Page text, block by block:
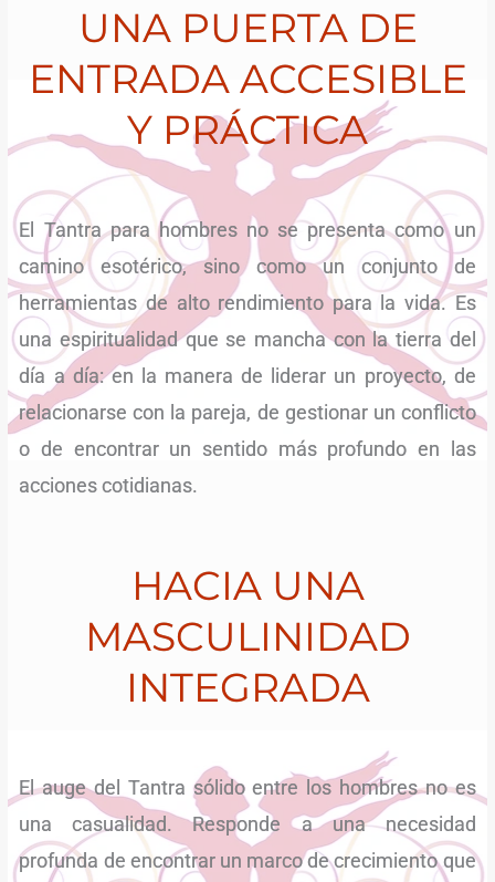
UNA PUERTA DE
ENTRADA ACCESIBLE
Y PRÁCTICA
El Tantra para hombres no se presenta como un
camino esotérico, sino como un conjunto de
herramientas de alto rendimiento para la vida. Es
una espiritualidad que se mancha con la tierra del
día a día: en la manera de liderar un proyecto, de
relacionarse con la pareja, de gestionar un conflicto
o de encontrar un sentido más profundo en las
acciones cotidianas.
HACIA UNA
MASCULINIDAD
INTEGRADA
El auge del Tantra sólido entre los hombres no es
una casualidad. Responde a una necesidad
profunda de encontrar un marco de crecimiento que